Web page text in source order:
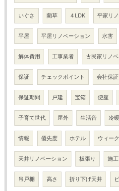
いぐさ 藺草 ４LDK 平家リ
平屋 平屋リノベーション 水害
解体費用 工事業者 古民家リノ
保証 チェックポイント 会社保証
保証期間 戸建 宝箱 便座
子育て世代 屋外 生活音 冷
情報 優先度 ホテル ウィー
天井リノベーション 板張り 施
吊戸棚 高さ 折り下げ天井